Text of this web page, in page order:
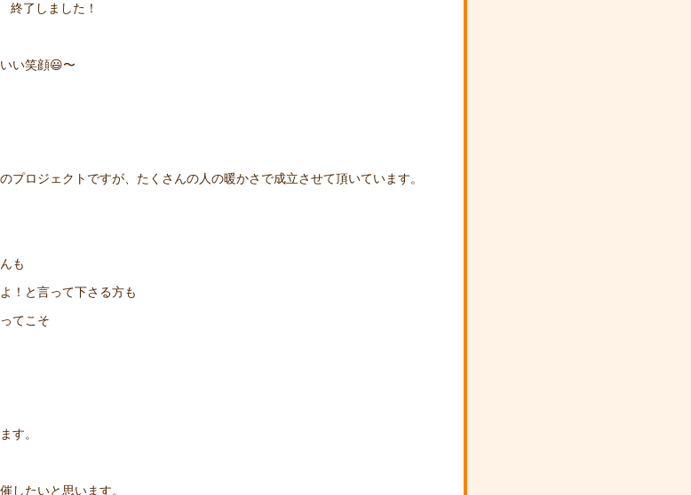
了しました！
い笑顔😃〜
プロジェクトですが、たくさんの人の暖かさで成立させて頂いています。
も
！と言って下さる方も
てこそ
す。
したいと思います。